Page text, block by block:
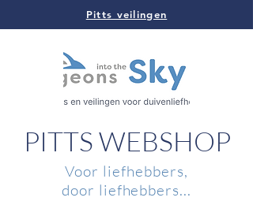
Pitts veilingen
PITTS WEBSHOP
Voor liefhebbers,
door liefhebbers...